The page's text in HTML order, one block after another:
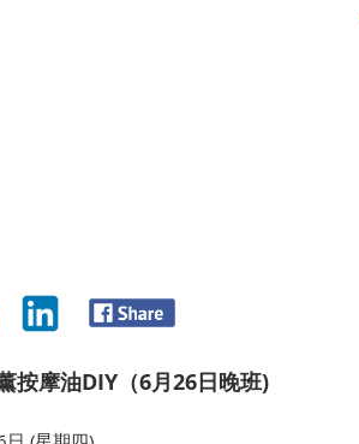
按摩油DIY（6月26日晚班)